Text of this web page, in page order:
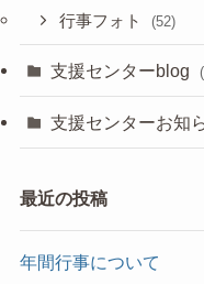
行事フォト (52)
支援センターblog
支援センターお知
最近の投稿
年間行事について